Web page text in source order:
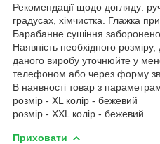
Рекомендації щодо догляду:
градусах, хімчистка. Глажка
Барабанне сушіння заборонено.
Наявність необхідного
даного виробу уточнюйте у
телефоном або через форму
В наявності товар з
розмір - XL колір - бежевий
розмір - XXL колір - бежевий
Приховати